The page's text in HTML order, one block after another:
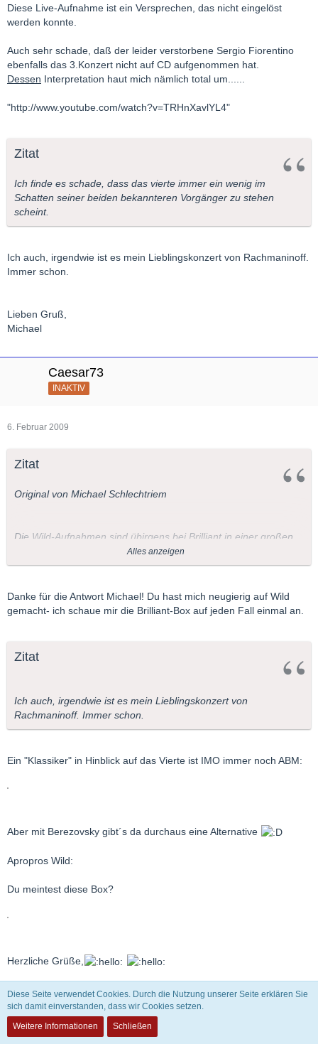
Diese Live-Aufnahme ist ein Versprechen, das nicht eingelöst
werden konnte.
Auch sehr schade, daß der leider verstorbene Sergio Fiorentino
ebenfalls das 3.Konzert nicht auf CD aufgenommen hat.
Dessen Interpretation haut mich nämlich total um......
"http://www.youtube.com/watch?v=TRHnXavlYL4"
Zitat
Ich finde es schade, dass das vierte immer ein wenig im
Schatten seiner beiden bekannteren Vorgänger zu stehen
scheint.
Ich auch, irgendwie ist es mein Lieblingskonzert von Rachmaninoff.
Immer schon.
Lieben Gruß,
Michael
Caesar73
INAKTIV
6. Februar 2009
Zitat
Original von Michael Schlechtriem
Die Wild-Aufnahmen sind übirgens bei Brilliant in einer großen
Rachmaninoff- Box enthalten.Alles anzeigen
Danke für die Antwort Michael! Du hast mich neugierig auf Wild
gemacht- ich schaue mir die Brilliant-Box auf jeden Fall einmal an.
Zitat
Ich auch, irgendwie ist es mein Lieblingskonzert von
Rachmaninoff. Immer schon.
Ein "Klassiker" in Hinblick auf das Vierte ist IMO immer noch ABM:
Aber mit Berezovsky gibt´s da durchaus eine Alternative
Apropros Wild:
Du meintest diese Box?
Herzliche Grüße,
Christian
Michael Schlechtriem
Diese Seite verwendet Cookies. Durch die Nutzung unserer Seite erklären Sie
sich damit einverstanden, dass wir Cookies setzen.
Weitere Informationen
Schließen